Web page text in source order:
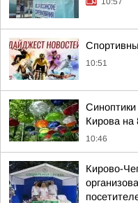
10:51
Синоптики
Кирова на
10:46
Кирово-